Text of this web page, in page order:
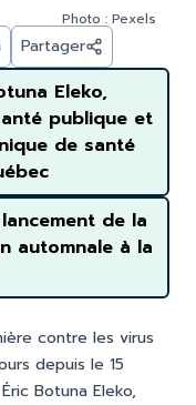
Photo : Pexels
Partager
Eleko,
publique et
de santé
de la
automnale à la
contre les virus
depuis le 15
Botuna Eleko,